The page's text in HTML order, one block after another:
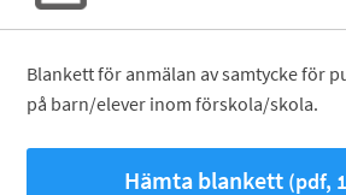
Blankett för anmälan av samtycke för
på barn/elever inom förskola/skola.
Hämta blankett (pdf,